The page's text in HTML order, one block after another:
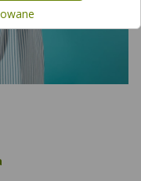
lub chcesz
to możesz tego
narzędzi